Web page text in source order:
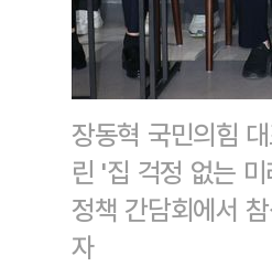
장동혁 국민의힘
린 '집 걱정 없는
정책 간담회에서
자